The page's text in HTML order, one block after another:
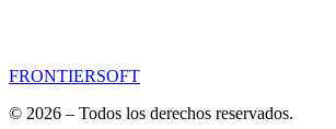
FRONTIERSOFT
© 2026 – Todos los derechos reservados.